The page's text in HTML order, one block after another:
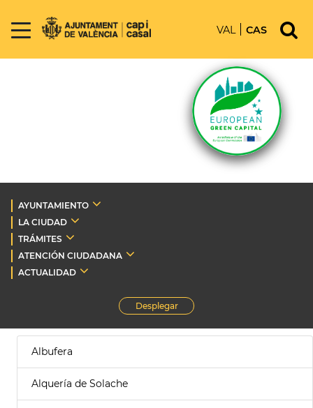
VAL CAS
AYUNTAMIENTO
LA CIUDAD
TRÁMITES
ATENCIÓN CIUDADANA
ACTUALIDAD
Desplegar
Albufera
Alquería de Solache